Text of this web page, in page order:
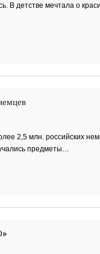
В детстве мечтала о
2,5 млн. российских
предметы…